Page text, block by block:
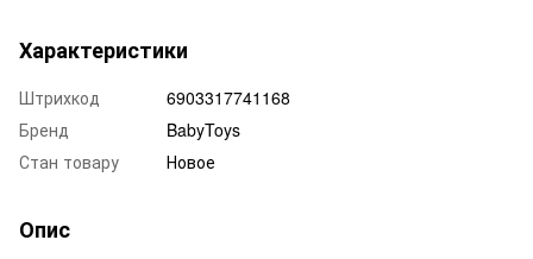
Характеристики
Штрихкод
6903317741168
Бренд
BabyToys
Стан товару
Новое
Опис